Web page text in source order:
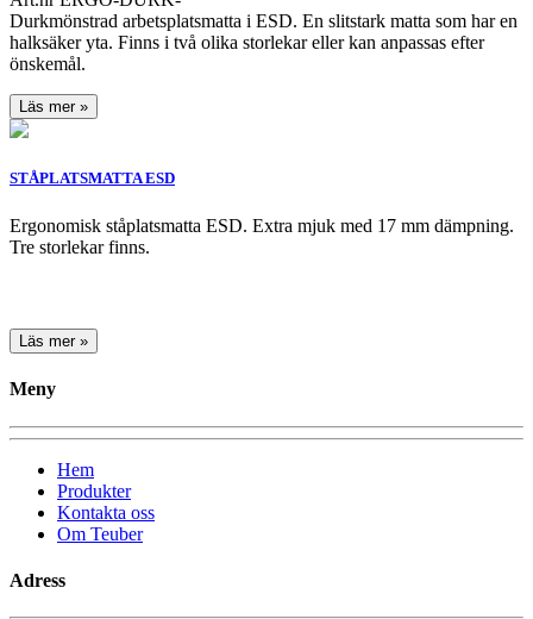
Durkmönstrad arbetsplatsmatta i ESD. En slitstark matta som har en
halksäker yta. Finns i två olika storlekar eller kan anpassas efter
önskemål.
Läs mer »
STÅPLATSMATTA ESD
Ergonomisk ståplatsmatta ESD. Extra mjuk med 17 mm dämpning.
Tre storlekar finns.
Läs mer »
Meny
Hem
Produkter
Kontakta oss
Om Teuber
Adress